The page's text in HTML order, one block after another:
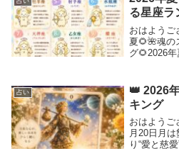
の支...
る星座ラ
おはようご
夏🌻🌺魂の
グ🌻2026年
🌈無理をし
人、...
占い
👑 2026
キング
おはようご
月20日月
り“愛と慈